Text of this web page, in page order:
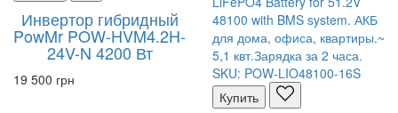
Инвертор гибридный
PowMr POW-HVM4.2H-
24V-N 4200 Вт
19 500 грн
Купить